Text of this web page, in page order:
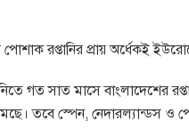
রপ্তানির প্রায় অর্ধেকই
গত সাত মাসে বাংলাদেশের
তবে স্পেন, নেদারল্যান্ডস ও